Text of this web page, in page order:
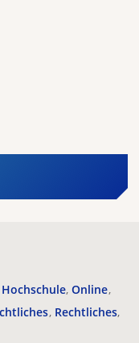
Hochschule Online
Rechtliches